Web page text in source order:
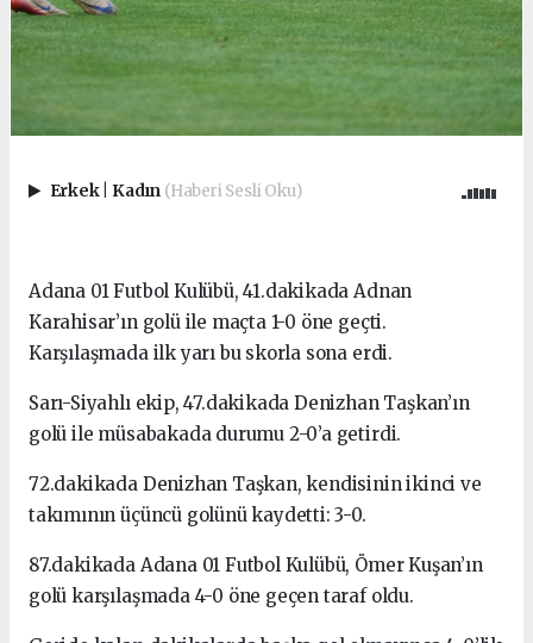
Erkek Kadın (Haberi Sesli Oku)
Adana 01 Futbol Kulübü, 41.dakikada Adnan
Karahisar’ın golü ile maçta 1-0 öne geçti.
Karşılaşmada ilk yarı bu skorla sona erdi.
Sarı-Siyahlı ekip, 47.dakikada Denizhan Taşkan’ın
golü ile müsabakada durumu 2-0’a getirdi.
72.dakikada Denizhan Taşkan, kendisinin ikinci ve
takımının üçüncü golünü kaydetti: 3-0.
87.dakikada Adana 01 Futbol Kulübü, Ömer Kuşan’ın
golü karşılaşmada 4-0 öne geçen taraf oldu.